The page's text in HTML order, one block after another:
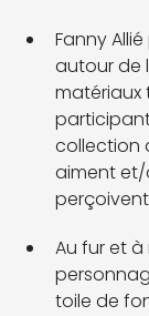
Fanny
autour de
matériaux
collection
aiment et/
Au fur et
toile de